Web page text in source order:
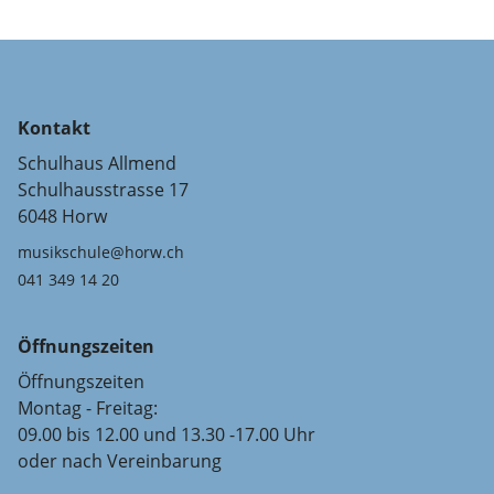
Kontakt
Schulhaus Allmend
Schulhausstrasse 17
6048 Horw
musikschule@horw.ch
041 349 14 20
Öffnungszeiten
Öffnungszeiten
Montag - Freitag:
09.00 bis 12.00 und 13.30 -17.00 Uhr
oder nach Vereinbarung